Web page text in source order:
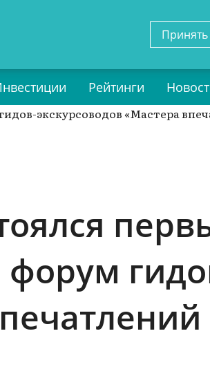
Принять
Рейтинги